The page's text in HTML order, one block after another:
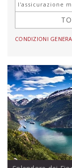
l'assicurazione
CONDIZIONI